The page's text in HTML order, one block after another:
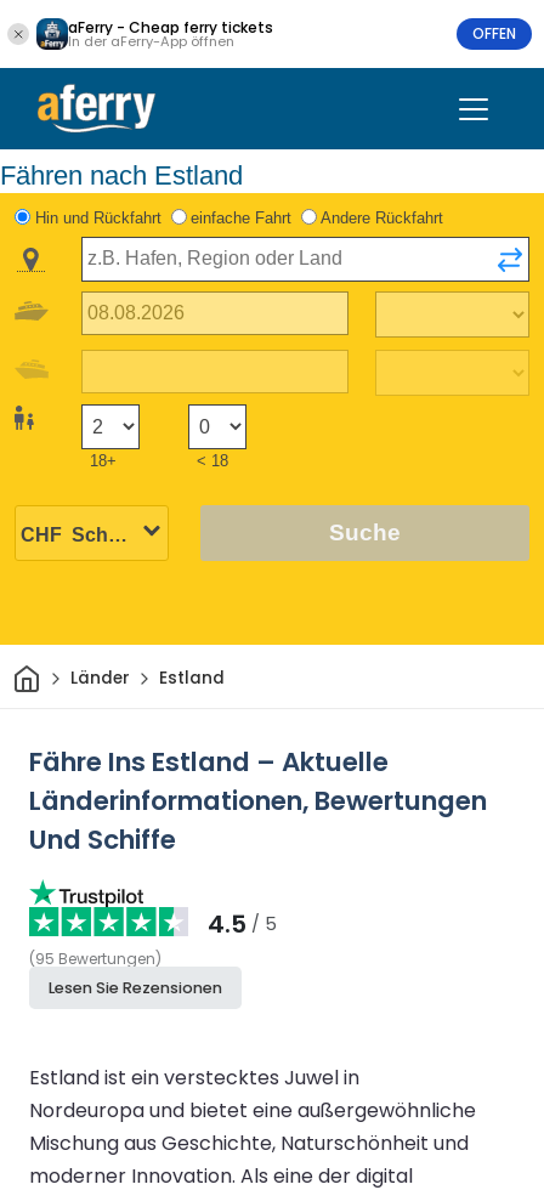
aFerry - Cheap ferry tickets
In der aFerry-App öffnen OFFEN
Fähren nach Estland
Hin und Rückfahrt einfache Fahrt Andere Rückfahrt
18+ < 18
Suche
HeimLänder Estland
Fähre Ins Estland – Aktuelle
Länderinformationen, Bewertungen
Und Schiffe
4.5 / 5
(95 Bewertungen)
Lesen Sie Rezensionen
Estland ist ein verstecktes Juwel in
Nordeuropa und bietet eine außergewöhnliche
Mischung aus Geschichte, Naturschönheit und
moderner Innovation. Als eine der digital